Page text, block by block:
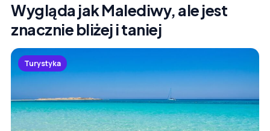
Wygląda jak Malediwy, ale jest
znacznie bliżej i taniej
Turystyka